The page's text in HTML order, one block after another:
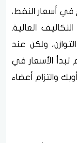
في أسعار النفط،
العالية.
ولكن عند
تبدأ الأسعار في
والتزام أعضاء